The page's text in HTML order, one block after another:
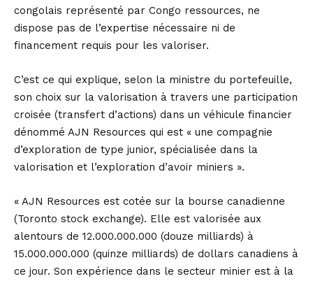
congolais représenté par Congo ressources, ne
dispose pas de l’expertise nécessaire ni de
financement requis pour les valoriser.
C’est ce qui explique, selon la ministre du portefeuille,
son choix sur la valorisation à travers une participation
croisée (transfert d’actions) dans un véhicule financier
dénommé AJN Resources qui est « une compagnie
d’exploration de type junior, spécialisée dans la
valorisation et l’exploration d’avoir miniers ».
« AJN Resources est cotée sur la bourse canadienne
(Toronto stock exchange). Elle est valorisée aux
alentours de 12.000.000.000 (douze milliards) à
15.000.000.000 (quinze milliards) de dollars canadiens à
ce jour. Son expérience dans le secteur minier est à la